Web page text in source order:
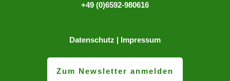
+49 (0)6592-980616
Datenschutz | Impressum
Zum Newsletter anmelden